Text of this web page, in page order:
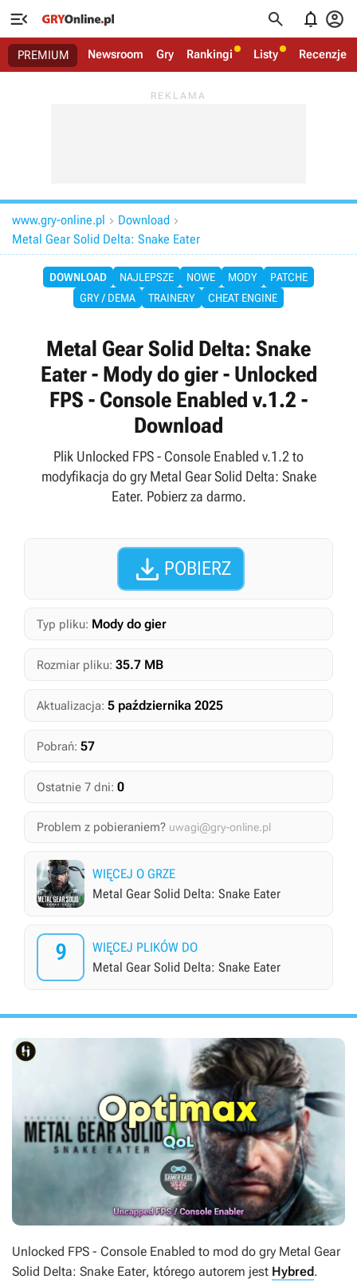
   
PREMIUM Newsroom Gry Rankingi Listy Recenzje
www.gry-online.pl  Download 
Metal Gear Solid Delta: Snake Eater
DOWNLOAD NAJLEPSZE NOWE MODY
PATCHE
GRY / DEMA
TRAINERY CHEAT ENGINE
Metal Gear Solid Delta: Snake
Eater - Mody do gier - Unlocked
FPS - Console Enabled v.1.2 -
Download
Plik Unlocked FPS - Console Enabled v.1.2 to
modyfikacja do gry Metal Gear Solid Delta: Snake
Eater. Pobierz za darmo.
 POBIERZ
Typ pliku: Mody do gier
Rozmiar pliku: 35.7 MB
Aktualizacja: 5 października 2025
Pobrań: 57
Ostatnie 7 dni: 0
Problem z pobieraniem? uwagi@gry-online.pl
WIĘCEJ O GRZE
Metal Gear Solid Delta: Snake Eater
9
WIĘCEJ PLIKÓW DO
Metal Gear Solid Delta: Snake Eater
Unlocked FPS - Console Enabled to mod do gry Metal Gear
Solid Delta: Snake Eater, którego autorem jest Hybred.